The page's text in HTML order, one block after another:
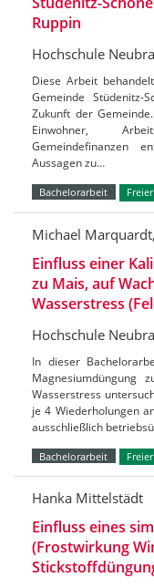
Ruppin
Hochschule
Diese Arbeit
Gemeinde
Zukunft der
Einwohner,
Gemeindefinanzen
Aussagen zu…
Bachelorarbeit Freier
Michael
Einfluss einer
zu Mais, auf
Wasserstress
Hochschule
In dieser
Magnesiumdüngung
Wasserstress
je 4 Wiederholungen
ausschließlich
Bachelorarbeit Freier
Hanka Mittelstädt
Einfluss eines
(Frostwirkung